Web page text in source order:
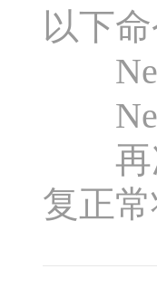
以下
Net
Net
再次
复正常